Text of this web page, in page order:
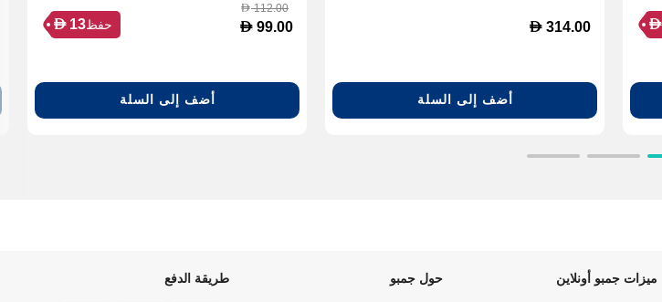
D
D 314.00
أضف إلى السلة
D112.00
D 99.00 حفظ D 13
أضف إلى السلة
ميزات جمبو أونلاين حول جمبو طريقة الدفع